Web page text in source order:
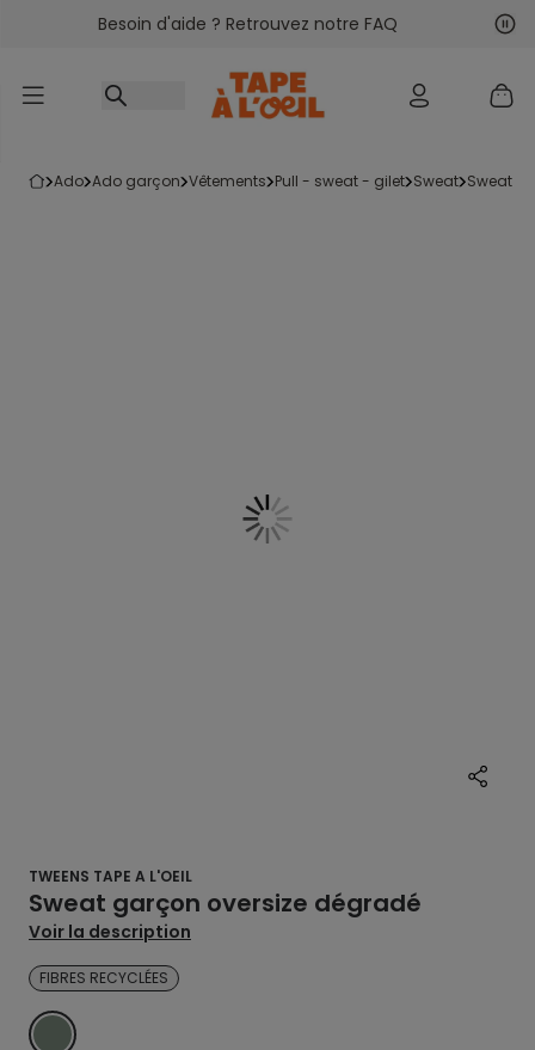
Accéder au contenu
Besoin d'aide ? Retrouvez notre FAQ
ado ado garçon vêtements pull - sweat - gilet sweat sweat
TWEENS TAPE A L'OEIL
Sweat garçon oversize dégradé
Voir la description
FIBRES RECYCLÉES
VERT